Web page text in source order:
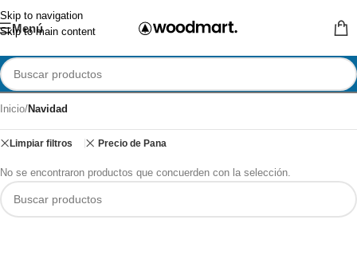
Skip to navigation
Skip to main content
Menú
Inicio/Navidad
Limpiar filtros Precio de Pana
No se encontraron productos que concuerden con la selección.